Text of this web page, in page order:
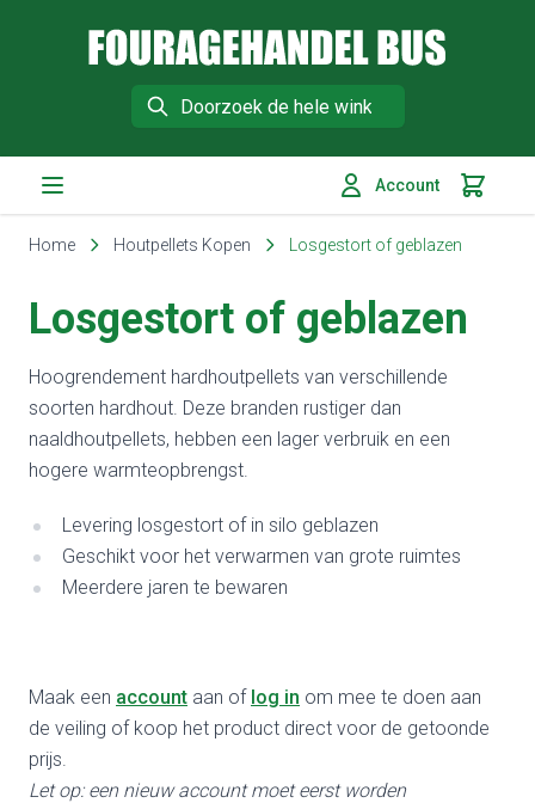
Search
Account
Home Houtpellets Kopen Losgestort of geblazen
Losgestort of geblazen
Hoogrendement hardhoutpellets van verschillende
soorten hardhout. Deze branden rustiger dan
naaldhoutpellets, hebben een lager verbruik en een
hogere warmteopbrengst.
Levering losgestort of in silo geblazen
Geschikt voor het verwarmen van grote ruimtes
Meerdere jaren te bewaren
Maak een account aan of log in om mee te doen aan
de veiling of koop het product direct voor de getoonde
prijs.
Let op: een nieuw account moet eerst worden